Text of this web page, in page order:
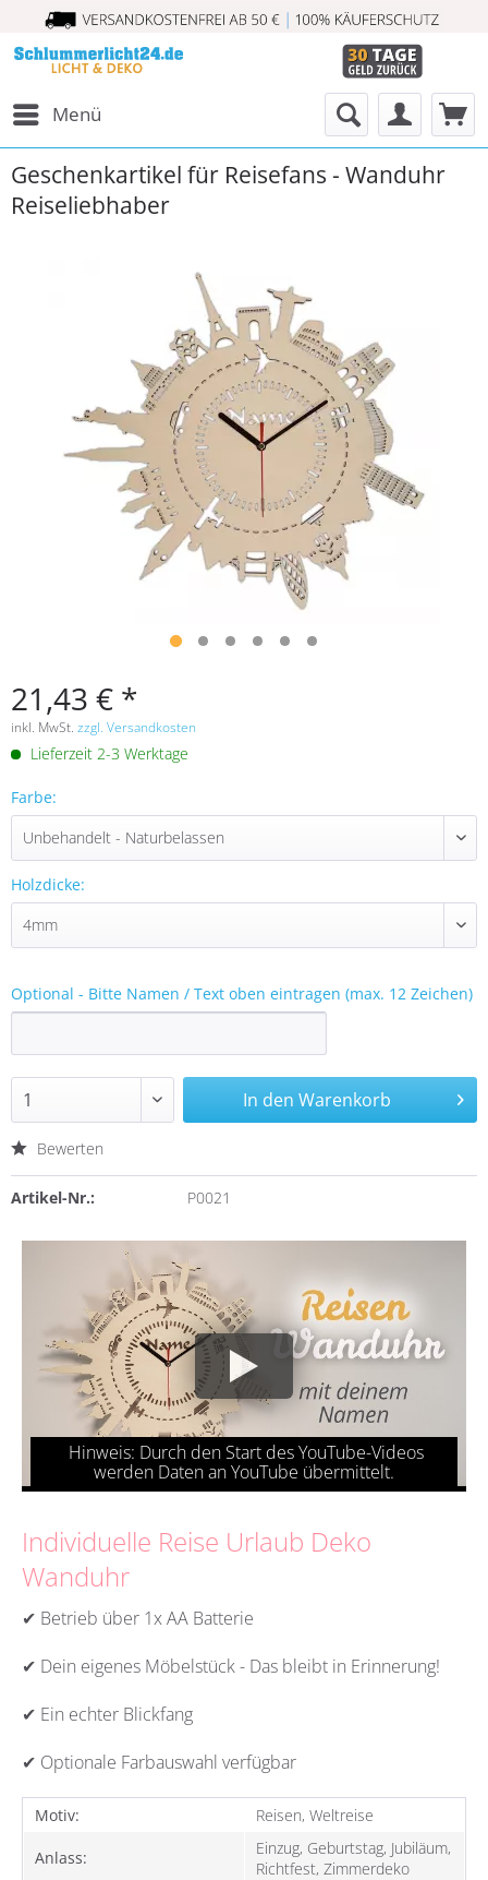
Menü
Geschenkartikel für Reisefans - Wanduhr
Reiseliebhaber
21,43 € *
inkl. MwSt. zzgl. Versandkosten
Lieferzeit 2-3 Werktage
Farbe:
Holzdicke:
Optional - Bitte Namen / Text oben eintragen (max. 12 Zeichen)
In den Warenkorb
Bewerten
Artikel-Nr.: P0021
Individuelle Reise Urlaub Deko
Wanduhr
✔ Betrieb über 1x AA Batterie
✔ Dein eigenes Möbelstück - Das bleibt in Erinnerung!
✔ Ein echter Blickfang
✔ Optionale Farbauswahl verfügbar
Motiv: Reisen, Weltreise
Anlass:
Einzug, Geburtstag, Jubiläum,
Richtfest, Zimmerdeko